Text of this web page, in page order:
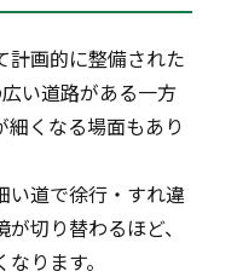
計画的に整備された
い道路がある一方
くなる場面もあり
い道で徐行・すれ違
切り替わるほど、
ります。